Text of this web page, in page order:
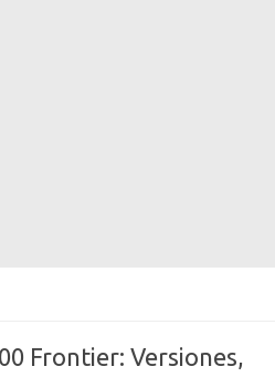
Frontier: Versiones,